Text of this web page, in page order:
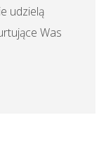
udzielą
Was